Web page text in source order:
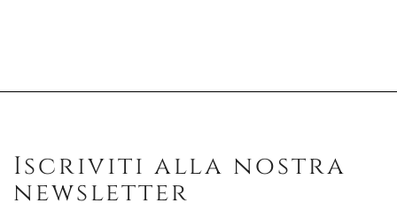
Iscriviti alla nostra
newsletter